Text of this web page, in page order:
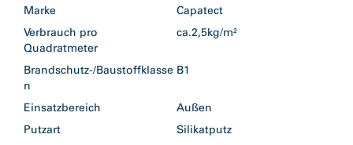
Marke
Capatect
Verbrauch pro
Quadratmeter
ca.2,5kg/m²
Brandschutz-/Baustoffklasse
n
B1
Einsatzbereich
Außen
Putzart
Silikatputz